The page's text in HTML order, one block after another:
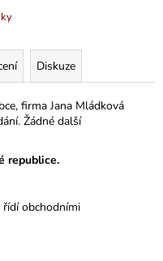
Diskuze
firma Jana Mládková
Žádné další
republice.
obchodními